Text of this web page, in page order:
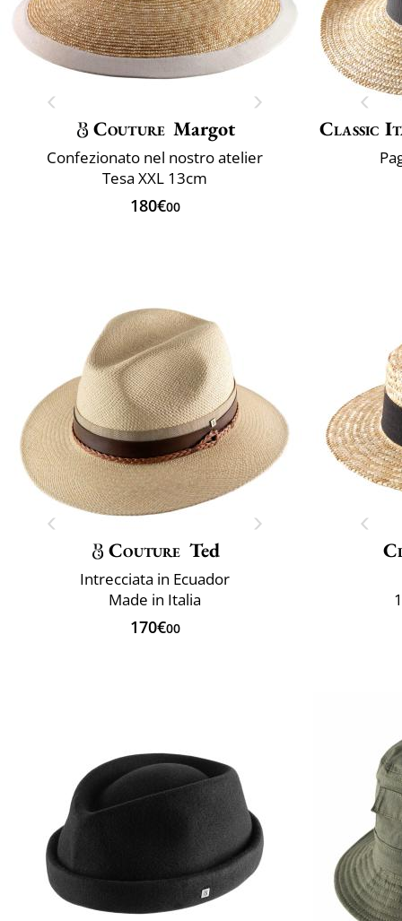
Couture Margot
Confezionato nel nostro atelier
Tesa XXL 13cm
180€00
Classic
Couture Ted
Intrecciata in Ecuador
Made in Italia
170€00